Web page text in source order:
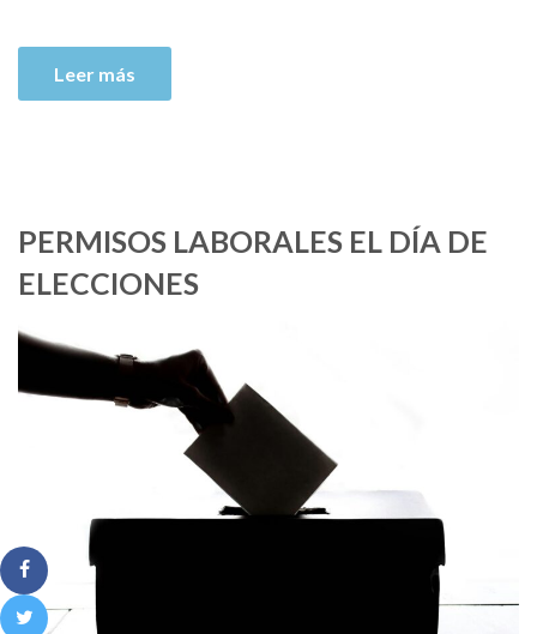
Leer más
PERMISOS LABORALES EL DÍA DE
ELECCIONES